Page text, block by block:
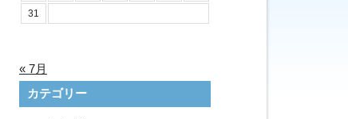
31
« 7月
カテゴリー